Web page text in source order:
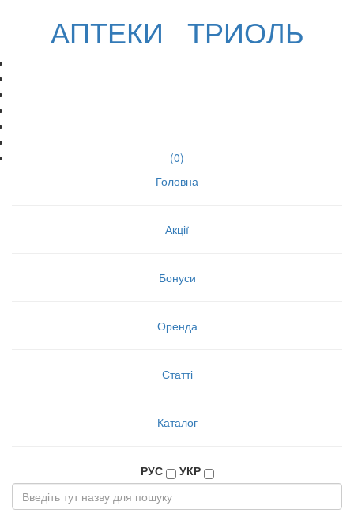
АПТЕКИ ТРИОЛЬ
(0)
Головна
Акції
Бонуси
Оренда
Статті
Каталог
РУС УКР